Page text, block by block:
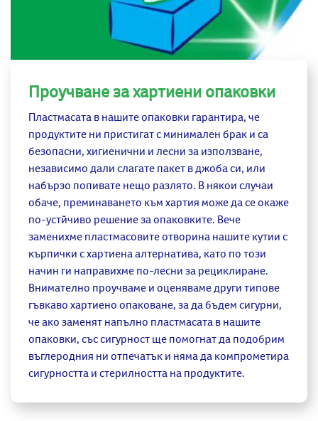
Проучване за хартиени опаковки
Пластмасата в нашите опаковки гарантира, че
продуктите ни пристигат с минимален брак и са
безопасни, хигиенични и лесни за използване,
независимо дали слагате пакет в джоба си, или
набързо попивате нещо разлято. В някои случаи
обаче, преминаването към хартия може да се окаже
по-устйчиво решение за опаковките. Вече
заменихме пластмасовите отворина нашите кутии с
кърпички с хартиена алтернатива, като по този
начин ги направихме по-лесни за рециклиране.
Внимателно проучваме и оценяваме други типове
гъвкаво хартиено опаковане, за да бъдем сигурни,
че ако заменят напълно пластмасата в нашите
опаковки, със сигурност ще помогнат да подобрим
въглеродния ни отпечатък и няма да компрометира
сигурността и стерилността на продуктите.